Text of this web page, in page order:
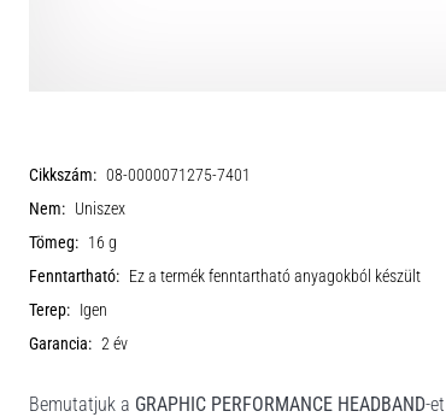
Cikkszám: 08-0000071275-7401
Nem: Uniszex
Tömeg: 16 g
Fenntartható: Ez a termék fenntartható anyagokból készült
Terep: Igen
Garancia: 2 év
Bemutatjuk a GRAPHIC PERFORMANCE HEADBAND-